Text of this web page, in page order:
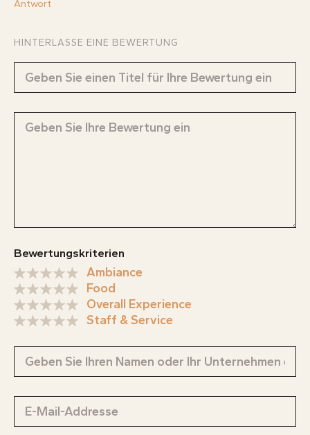
Antwort
HINTERLASSE EINE BEWERTUNG
Bewertungskriterien
Ambiance
Food
Overall Experience
Staff & Service